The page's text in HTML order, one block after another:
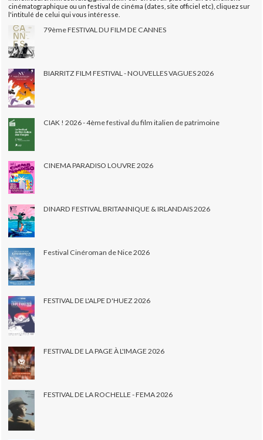
cinématographique ou un festival de cinéma (dates, site officiel etc), cliquez sur
l'intitulé de celui qui vous intéresse.
79ème FESTIVAL DU FILM DE CANNES
BIARRITZ FILM FESTIVAL - NOUVELLES VAGUES 2026
CIAK ! 2026 - 4ème festival du film italien de patrimoine
CINEMA PARADISO LOUVRE 2026
DINARD FESTIVAL BRITANNIQUE & IRLANDAIS 2026
Festival Cinéroman de Nice 2026
FESTIVAL DE L'ALPE D'HUEZ 2026
FESTIVAL DE LA PAGE À L'IMAGE 2026
FESTIVAL DE LA ROCHELLE - FEMA 2026